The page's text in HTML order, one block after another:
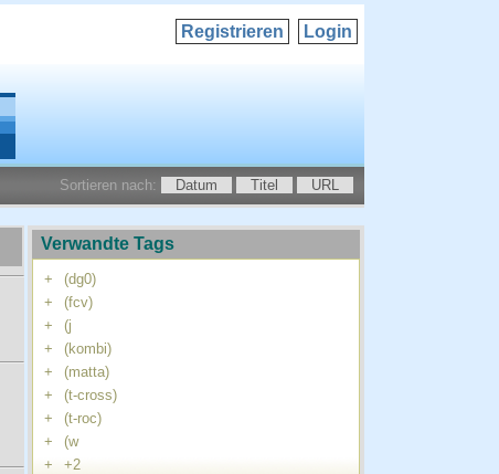
Login
Registrieren
Sortieren nach: Datum Titel URL
Verwandte Tags
+
(dg0)
+
(fcv)
+
(j
+
(kombi)
+
(matta)
+
(t-cross)
+
(t-roc)
+
(w
+
+2